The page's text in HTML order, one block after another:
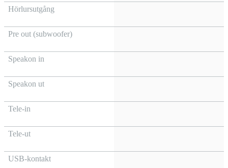
Hörlursutgång
Pre out (subwoofer)
Speakon in
Speakon ut
Tele-in
Tele-ut
USB-kontakt